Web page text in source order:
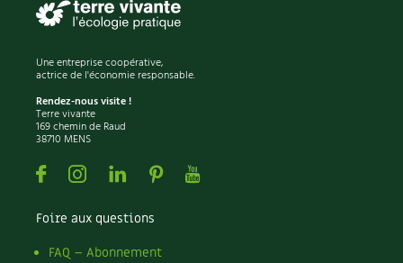
Pesticides
Petits pois
Piment
Pissenlit
Pizza
Plantes
Plantes d'extérieur
Plantes d'intérieur
Plantes médicinales
Plantes sauvages
Plants
Plastique
Une entreprise coopérative,
actrice de l'économie responsable.
Rendez-nous visite !
Terre vivante
169 chemin de Raud
38710 MENS
FacebookInstagramLinkedin
PinterestYoutube
Foire aux questions
FAQ – Abonnement